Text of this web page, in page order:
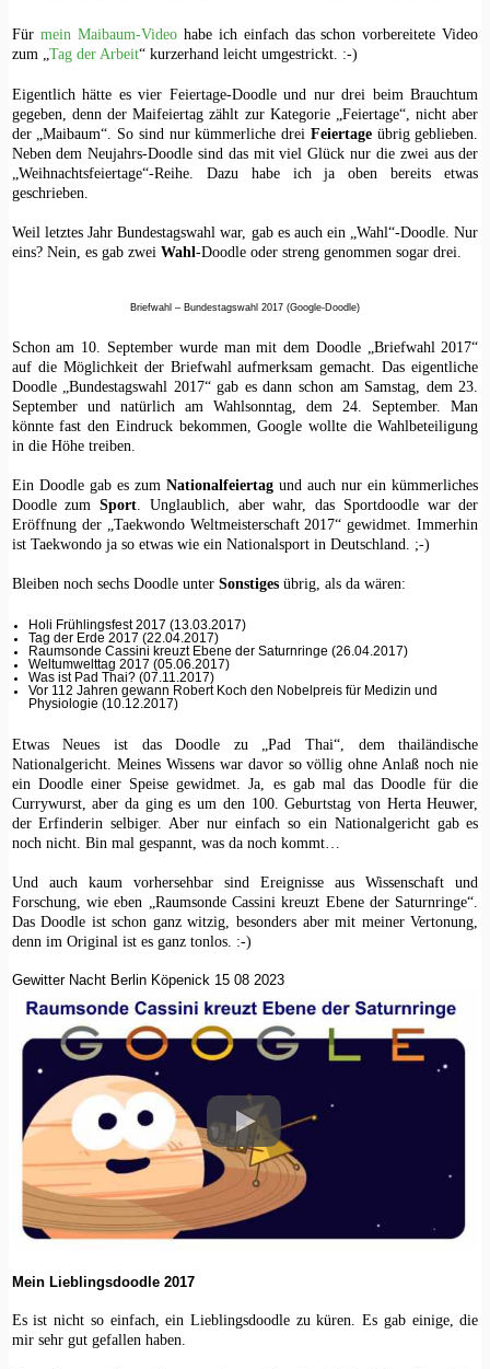
Für mein Maibaum-Videohabe ich einfach das schon vorbereitete Video
zum „Tag der Arbeit“ kurzerhand leicht umgestrickt. :-)
Eigentlich hätte es vier Feiertage-Doodle und nur drei beim Brauchtum
gegeben, denn der Maifeiertag zählt zur Kategorie „Feiertage“, nicht aber
der „Maibaum“. So sind nur kümmerliche drei Feiertageübrig geblieben.
Neben dem Neujahrs-Doodle sind das mit viel Glück nur die zwei aus der
„Weihnachtsfeiertage“-Reihe. Dazu habe ich ja oben bereits etwas
geschrieben.
Weil letztes Jahr Bundestagswahl war, gab es auch ein „Wahl“-Doodle. Nur
eins? Nein, es gab zwei Wahl-Doodle oder streng genommen sogar drei.
Briefwahl – Bundestagswahl 2017 (Google-Doodle)
Schon am 10. September wurde man mit dem Doodle „Briefwahl 2017“
auf die Möglichkeit der Briefwahl aufmerksam gemacht. Das eigentliche
Doodle „Bundestagswahl 2017“ gab es dann schon am Samstag, dem 23.
September und natürlich am Wahlsonntag, dem 24. September. Man
könnte fast den Eindruck bekommen, Google wollte die Wahlbeteiligung
in die Höhe treiben.
Ein Doodle gab es zum Nationalfeiertag und auch nur ein kümmerliches
Doodle zumSport . Unglaublich, aber wahr, das Sportdoodle war der
Eröffnung der „Taekwondo Weltmeisterschaft 2017“ gewidmet. Immerhin
ist Taekwondo ja so etwas wie ein Nationalsport in Deutschland. ;-)
Bleiben noch sechs Doodle unter Sonstigesübrig, als da wären:
Holi Frühlingsfest 2017 (13.03.2017)
Tag der Erde 2017 (22.04.2017)
Raumsonde Cassini kreuzt Ebene der Saturnringe (26.04.2017)
Weltumwelttag 2017 (05.06.2017)
Was ist Pad Thai? (07.11.2017)
Vor 112 Jahren gewann Robert Koch den Nobelpreis für Medizin und
Physiologie (10.12.2017)
Etwas Neues ist das Doodle zu „Pad Thai“, dem thailändische
Nationalgericht. Meines Wissens war davor so völlig ohne Anlaß noch nie
ein Doodle einer Speise gewidmet. Ja, es gab mal das Doodle für die
Currywurst, aber da ging es um den 100. Geburtstag von Herta Heuwer,
der Erfinderin selbiger. Aber nur einfach so ein Nationalgericht gab es
noch nicht. Bin mal gespannt, was da noch kommt…
Und auch kaum vorhersehbar sind Ereignisse aus Wissenschaft und
Forschung, wie eben „Raumsonde Cassini kreuzt Ebene der Saturnringe“.
Das Doodle ist schon ganz witzig, besonders aber mit meiner Vertonung,
denn im Original ist es ganz tonlos. :-)
Gewitter Nacht Berlin Köpenick 15 08 2023
Mein Lieblingsdoodle 2017
Es ist nicht so einfach, ein Lieblingsdoodle zu küren. Es gab einige, die
mir sehr gut gefallen haben.